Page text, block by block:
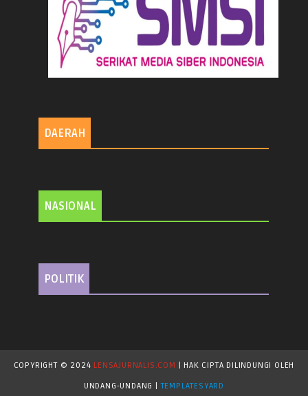
DAERAH
NASIONAL
POLITIK
COPYRIGHT © 2024 LENSAJURNALIS.COM | HAK CIPTA DILINDUNGI OLEH
UNDANG-UNDANG |TEMPLATESYARD